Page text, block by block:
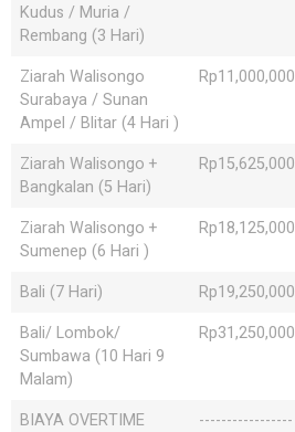
Kudus / Muria /
Rembang (3 Hari)
Ziarah Walisongo
Surabaya / Sunan
Ampel / Blitar (4 Hari )
Rp11,000,000
Ziarah Walisongo +
Bangkalan (5 Hari)
Rp15,625,000
Ziarah Walisongo +
Sumenep (6 Hari )
Rp18,125,000
Bali (7 Hari) Rp19,250,000
Bali/ Lombok/
Sumbawa (10 Hari 9
Malam)
Rp31,250,000
BIAYA OVERTIME
-----------------